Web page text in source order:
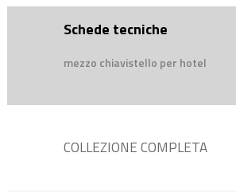
Schede tecniche
mezzo chiavistello per hotel
COLLEZIONE COMPLETA